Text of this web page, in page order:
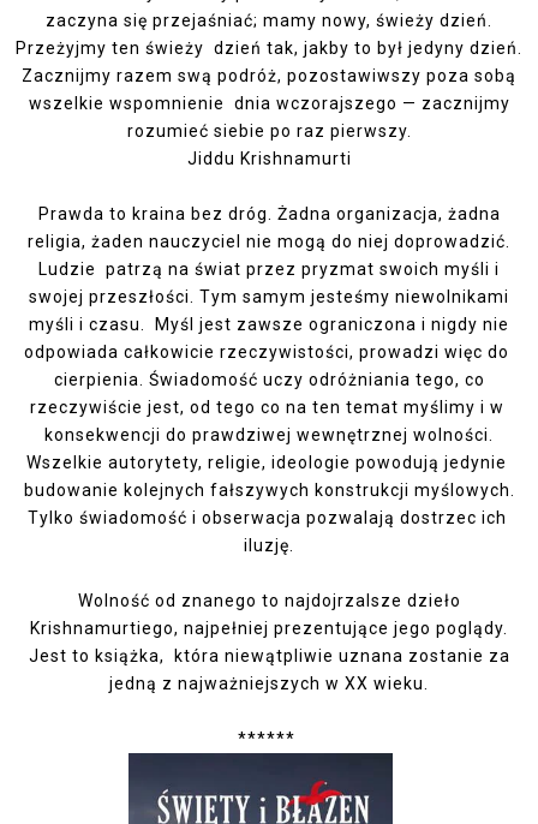
zaczyna się przejaśniać; mamy nowy, świeży dzień.
Przeżyjmy ten świeży dzień tak, jakby to był jedyny dzień.
Zacznijmy razem swą podróż, pozostawiwszy poza sobą
wszelkie wspomnienie dnia wczorajszego — zacznijmy
rozumieć siebie po raz pierwszy.
Jiddu Krishnamurti
Prawda to kraina bez dróg. Żadna organizacja, żadna
religia, żaden nauczyciel nie mogą do niej doprowadzić.
Ludzie patrzą na świat przez pryzmat swoich myśli i
swojej przeszłości. Tym samym jesteśmy niewolnikami
myśli i czasu. Myśl jest zawsze ograniczona i nigdy nie
odpowiada całkowicie rzeczywistości, prowadzi więc do
cierpienia. Świadomość uczy odróżniania tego, co
rzeczywiście jest, od tego co na ten temat myślimy i w
konsekwencji do prawdziwej wewnętrznej wolności.
Wszelkie autorytety, religie, ideologie powodują jedynie
budowanie kolejnych fałszywych konstrukcji myślowych.
Tylko świadomość i obserwacja pozwalają dostrzec ich
iluzję.
Wolność od znanego to najdojrzalsze dzieło
Krishnamurtiego, najpełniej prezentujące jego poglądy.
Jest to książka, która niewątpliwie uznana zostanie za
jedną z najważniejszych w XX wieku.
******